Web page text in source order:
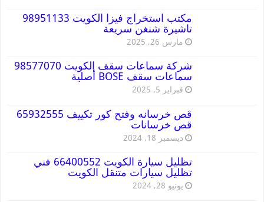
مكتب استخراج فيزا الكويت 98951133
تاشيرة شنغن سريعة
مارس 26, 2025
شركة سماعات سقف الكويت 98577070
سماعات سقف BOSE أصلية
فبراير 5, 2025
قص خرسانه وفتح كور تكييف 65932555
قص خرسانات
ديسمبر 18, 2024
تظليل سيارة الكويت 66400552 فني
تظليل سيارات متنقل الكويت
يونيو 28, 2024